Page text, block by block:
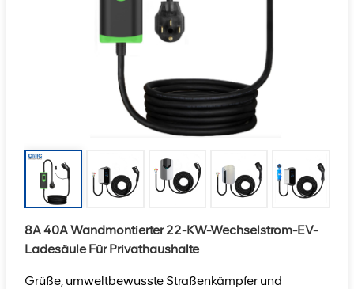
8A 40A Wandmontierter 22-KW-Wechselstrom-EV-
Ladesäule Für Privathaushalte
Grüße, umweltbewusste Straßenkämpfer und